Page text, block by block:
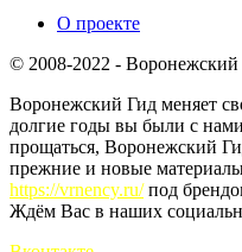
О проекте
© 2008-2022 - Воронежский
Воронежский Гид меняет
долгие годы вы были с
прощаться, Воронежский
прежние и новые
https://vrnency.ru/под
Ждём Вас в наших